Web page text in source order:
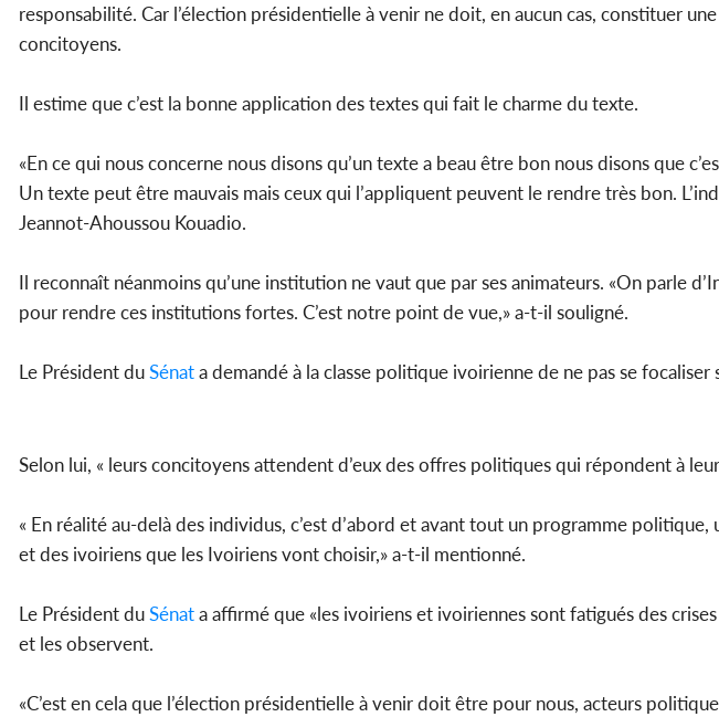
responsabilité. Car l’élection présidentielle à venir ne doit, en aucun cas, constituer
concitoyens.
Il estime que c’est la bonne application des textes qui fait le charme du texte.
«En ce qui nous concerne nous disons qu’un texte a beau être bon nous disons que
Un texte peut être mauvais mais ceux qui l’appliquent peuvent le rendre très bon.
Jeannot-Ahoussou Kouadio.
Il reconnaît néanmoins qu’une institution ne vaut que par ses animateurs. «On parle
pour rendre ces institutions fortes. C’est notre point de vue,» a-t-il souligné.
Le Président duSénata demandé à la classe politique ivoirienne de ne pas se focaliser
Selon lui, « leurs concitoyens attendent d’eux des offres politiques qui répondent à
« En réalité au-delà des individus, c’est d’abord et avant tout un programme
et des ivoiriens que les Ivoiriens vont choisir,» a-t-il mentionné.
Le Président duSénata affirmé que «les ivoiriens et ivoiriennes sont fatigués des
et les observent.
«C’est en cela que l’élection présidentielle à venir doit être pour nous, acteurs